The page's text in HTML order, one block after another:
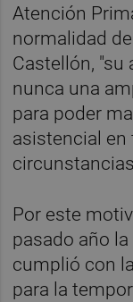
Atención
normalidad
Castellón, "su
nunca una
para poder
asistencial
Por este
pasado año
cumplió con
para la